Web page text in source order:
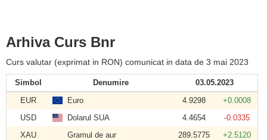
Arhiva Curs Bnr
Curs valutar (exprimat in RON) comunicat in data de 3 mai 2023
Simbol Denumire
03.05.2023
EUR
Euro 4.9298
+0.0008
USD
Dolarul SUA 4.4654
-0.0335
XAU
Gramul de aur 289.5775
+2.5120